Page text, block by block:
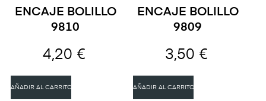
ENCAJE BOLILLO
9810
4,20 €
AÑADIR AL CARRITO
ENCAJE BOLILLO
9809
3,50 €
AÑADIR AL CARRITO